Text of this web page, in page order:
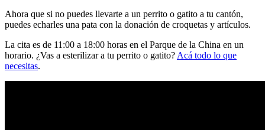
Ahora que si no puedes llevarte a un perrito o gatito a tu cantón,
puedes echarles una pata con la donación de croquetas y artículos.
La cita es de 11:00 a 18:00 horas en el Parque de la China en un
horario. ¿Vas a esterilizar a tu perrito o gatito? Acá todo lo que
necesitas.